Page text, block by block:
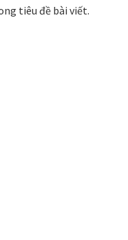
tiêu đề bài viết.